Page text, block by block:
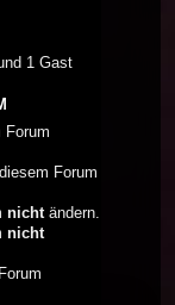
1 Gast
Forum
Forum
nichtändern.
nicht